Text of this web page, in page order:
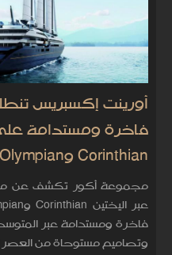
أورينت إكسبريس
فاخرة ومستدامة
Corinthian وOlympian
مجموعة أكور تكشف عن
فاخرة ومستدامة عبر
وتصاميم مستوحاة من العصر